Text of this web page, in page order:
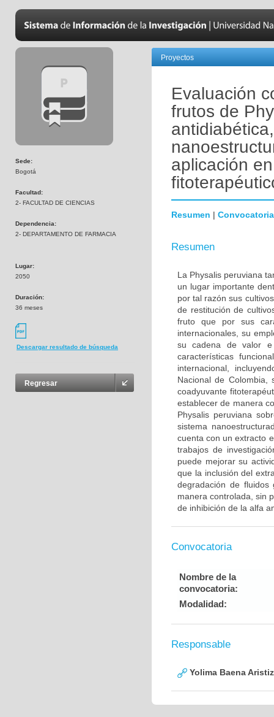
Sede:
Bogotá
Facultad:
2- FACULTAD DE CIENCIAS
Dependencia:
2- DEPARTAMENTO DE FARMACIA
Lugar:
2050
Duración:
36 meses
Descargar resultado de búsqueda
Regresar
Proyectos
Evaluación
frutos de
aplicación
Resumen | Convocatoria
Resumen
La Physalis peruviana
un lugar importante
por tal razón sus
de restitución de
fruto que por sus
internacionales, su
su cadena de valor e
características
internacional,
Nacional de Colombia,
coadyuvante
establecer de manera
Physalis peruviana
sistema
cuenta con un extracto
trabajos de
puede mejorar su
que la inclusión del
degradación de
manera controlada, sin
de inhibición de la alfa
Convocatoria
Nombre de la
convocatoria:
Modalidad:
Responsable
Yolima Baena